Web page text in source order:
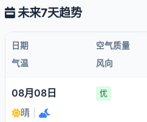
未来7天趋势
日期 空气质量
气温
风向
08月08日 优
晴